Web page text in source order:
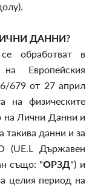
ДАННИ?
обработват в
Европейския
679 от 27 април
на физическите
на Лични Данни и
данни и за
(UE.L Държавен
също: "ОРЗД") и
целия период на